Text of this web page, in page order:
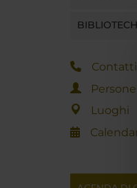
Contatti
Persone
Luoghi